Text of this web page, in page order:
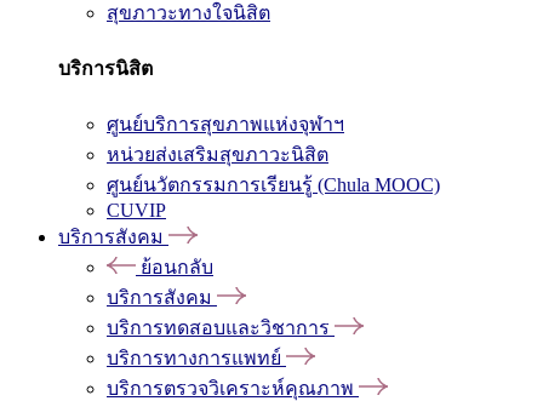
สุขภาวะทางใจนิสิต
บริการนิสิต
ศูนย์บริการสุขภาพแห่งจุฬาฯ
หน่วยส่งเสริมสุขภาวะนิสิต
ศูนย์นวัตกรรมการเรียนรู้ (Chula MOOC)
CUVIP
บริการสังคม
ย้อนกลับ
บริการสังคม
บริการทดสอบและวิชาการ
บริการทางการแพทย์
บริการตรวจวิเคราะห์คุณภาพ